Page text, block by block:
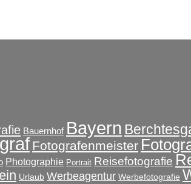
Bauernhof Bayern
Fotografenmeister
Photographie Portrait Reisefotografie
Urlaub Werbeagentur Werbefotografie